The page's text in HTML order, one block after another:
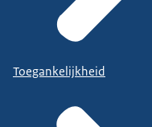
Toegankelijkheid